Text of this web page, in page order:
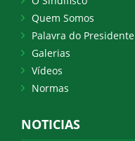
Quem Somos
Palavra do Presidente
Galerias
Vídeos
Normas
NOTICIAS